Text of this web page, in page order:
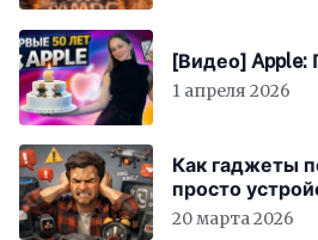
[Видео] Apple:
1 апреля 2026
Как гаджеты
просто
вас бесплатно
20 марта 2026